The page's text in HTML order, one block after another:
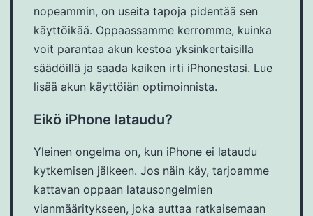
nopeammin, on useita tapoja pidentää sen
käyttöikää. Oppaassamme kerromme, kuinka
voit parantaa akun kestoa yksinkertaisilla
säädöillä ja saada kaiken irti iPhonestasi. Lue
lisää akun käyttöiän optimoinnista.
Eikö iPhone lataudu?
Yleinen ongelma on, kun iPhone ei lataudu
kytkemisen jälkeen. Jos näin käy, tarjoamme
kattavan oppaan latausongelmien
vianmääritykseen, joka auttaa ratkaisemaan